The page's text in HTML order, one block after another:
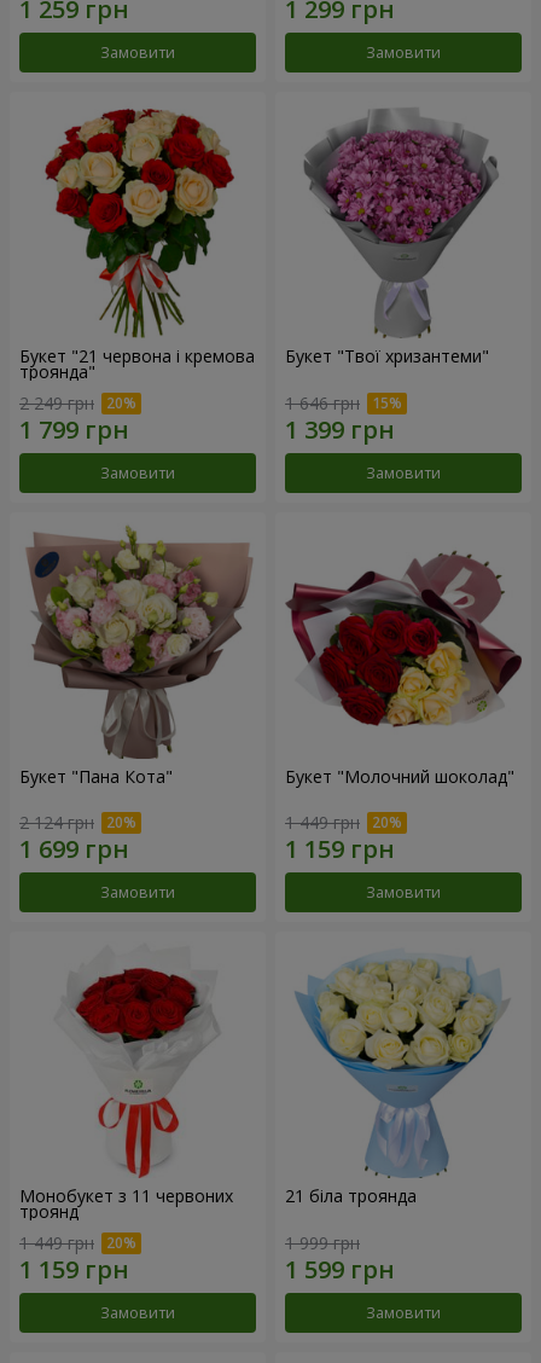
Замовити Замовити
Букет "21 червона і кремова
троянда"
2 249 грн
Замовити
Букет "Твої хризантеми"
1 646 грн
Замовити
Букет "Пана Кота"
2 124 грн
Замовити
Букет "Молочний шоколад"
1 449 грн
Замовити
Монобукет з 11 червоних
троянд
1 449 грн
Замовити
21 біла троянда
1 999 грн
Замовити